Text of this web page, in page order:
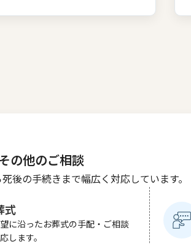
その他のご相談
後の手続きまで幅広く対応しています。
式
に沿ったお葬式の手配・ご相談
します。